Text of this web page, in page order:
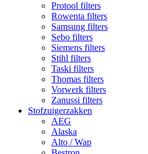
Protool filters
Rowenta filters
Samsung filters
Sebo filters
Siemens filters
Stihl filters
Taski filters
Thomas filters
Vorwerk filters
Zanussi filters
Stofzuigerzakken
AEG
Alaska
Alto / Wap